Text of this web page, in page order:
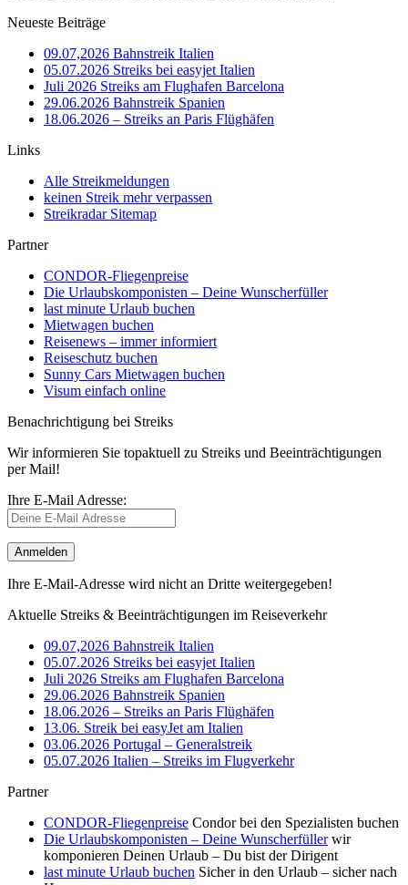
Neueste Beiträge
09.07,2026 Bahnstreik Italien
05.07.2026 Streiks bei easyjet Italien
Juli 2026 Streiks am Flughafen Barcelona
29.06.2026 Bahnstreik Spanien
18.06.2026 – Streiks an Paris Flüghäfen
Links
Alle Streikmeldungen
keinen Streik mehr verpassen
Streikradar Sitemap
Partner
CONDOR-Fliegenpreise
Die Urlaubskomponisten – Deine Wunscherfüller
last minute Urlaub buchen
Mietwagen buchen
Reisenews – immer informiert
Reiseschutz buchen
Sunny Cars Mietwagen buchen
Visum einfach online
Benachrichtigung bei Streiks
Wir informieren Sie topaktuell zu Streiks und Beeinträchtigungen
per Mail!
Ihre E-Mail Adresse:
Ihre E-Mail-Adresse wird nicht an Dritte weitergegeben!
Aktuelle Streiks & Beeinträchtigungen im Reiseverkehr
09.07,2026 Bahnstreik Italien
05.07.2026 Streiks bei easyjet Italien
Juli 2026 Streiks am Flughafen Barcelona
29.06.2026 Bahnstreik Spanien
18.06.2026 – Streiks an Paris Flüghäfen
13.06. Streik bei easyJet am Italien
03.06.2026 Portugal – Generalstreik
05.07.2026 Italien – Streiks im Flugverkehr
Partner
CONDOR-Fliegenpreise Condor bei den Spezialisten buchen
Die Urlaubskomponisten – Deine Wunscherfüllerwir
komponieren Deinen Urlaub – Du bist der Dirigent
last minute Urlaub buchen Sicher in den Urlaub – sicher nach